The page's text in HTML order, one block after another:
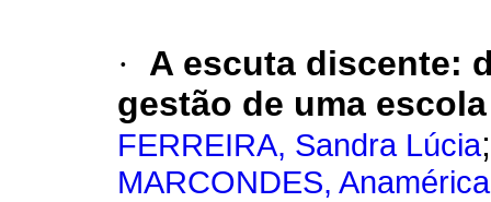
·
A escuta discente:
gestão de uma
FERREIRA, Sandra Lúcia
MARCONDES,